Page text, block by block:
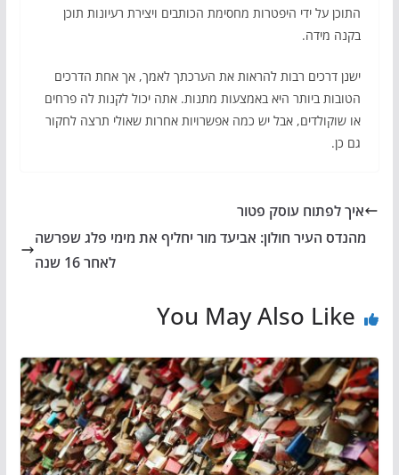
התוכן על ידי היפטרות מחסימת הכותבים ויצירת רעיונות תוכן
בקנה מידה.
ישנן דרכים רבות להראות את הערכתך לאמך, אך אחת הדרכים
הטובות ביותר היא באמצעות מתנות. אתה יכול לקנות לה פרחים
או שוקולדים, אבל יש כמה אפשרויות אחרות שאולי תרצה לחקור
גם כן.
איך לפתוח עוסק פטור
מהנדס העיר חולון: אביעד מור יחליף את מימי פלג שפרשה
לאחר 16 שנה
You May Also Like